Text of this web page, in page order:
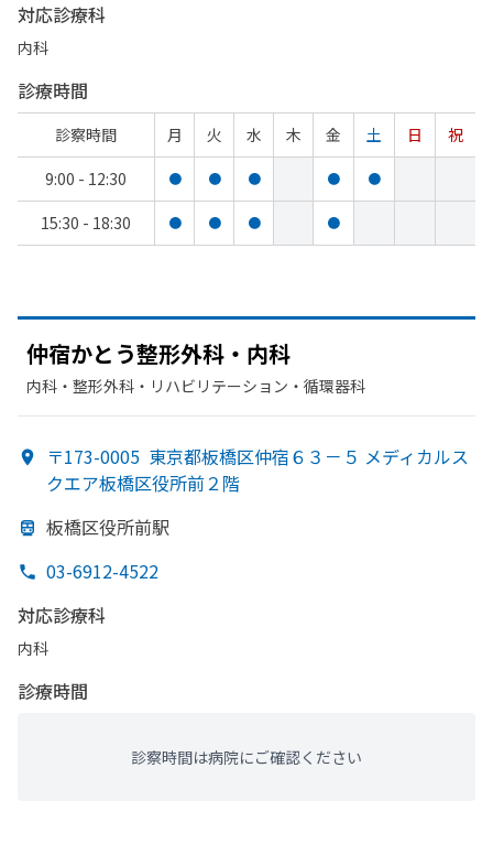
対応診療科
内科
診療時間
診察時間 月 火 水 木 金 土 日
祝
9:00 - 12:30
● ● ● ● ●
15:30 - 18:30 ● ● ● ●
仲宿かとう整形外科・内科
内科・​整形外科・​リハビリテーション・​循環器科
〒173-0005 東京都板橋区仲宿６３－５ メディカルス
クエア板橋区役所前２階
板橋区役所前駅
03-6912-4522
対応診療科
内科
診療時間
診察時間は病院にご確認ください